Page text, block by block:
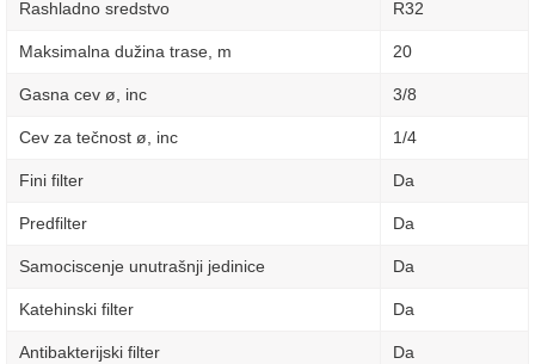
Rashladno sredstvo R32
Maksimalna dužina trase, m 20
Gasna cev ø, inc 3/8
Cev za tečnost ø, inc 1/4
Fini filter Da
Predfilter Da
Samociscenje unutrašnji jedinice Da
Katehinski filter Da
Antibakterijski filter Da